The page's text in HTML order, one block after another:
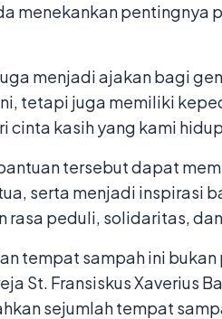
menekankan pentingnya
menjadi ajakan bagi
tetapi juga memiliki
cinta kasih yang kami
tersebut dapat
serta menjadi inspirasi
rasa peduli, solidaritas,
tempat sampah ini
St. Fransiskus Xaverius
sejumlah tempat